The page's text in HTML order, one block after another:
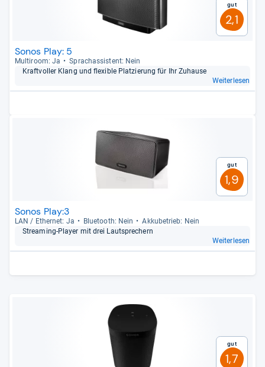
Gut
2,1
Sonos Play: 5
Mul­ti­room: Ja
Sprachas­sis­tent: Nein
Kraft­vol­ler Klang und fle­xi­ble Plat­zie­rung für Ihr Zuhause
Weiterlesen
Gut
1,9
Sonos Play:3
LAN / Ether­net: Ja Blue­tooth: Nein
Akku­be­trieb: Nein
Stre­a­ming-​Player mit drei Laut­spre­chern
Weiterlesen
Gut
1,7